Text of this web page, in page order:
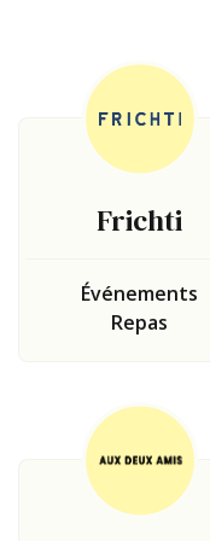
Frichti
Événements
Repas